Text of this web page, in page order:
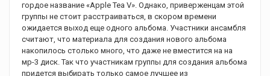
гордое название «Apple Tea V». Однако, приверженцам этой
группы не стоит расстраиваться, в скором времени
ожидается выход еще одного альбома. Участники ансамбля
считают, что материала для создания нового альбома
накопилось столько много, что даже не вместится на на
мр-3 диск. Так что участникам группы для создания альбома
придется выбирать только самое лучшее из